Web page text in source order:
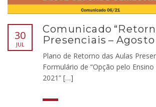
30
JUL
Comunicado
Presenciais – Agosto
Plano de Retorno das Aulas
Formulário de “Opção pelo
2021” […]